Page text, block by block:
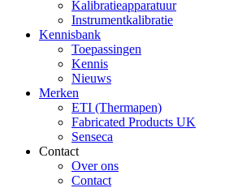
Kalibratieapparatuur
Instrumentkalibratie
Kennisbank
Toepassingen
Kennis
Nieuws
Merken
ETI (Thermapen)
Fabricated Products UK
Senseca
Contact
Over ons
Contact